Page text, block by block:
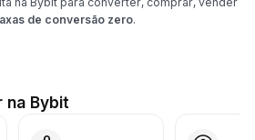
de conversão zero.
na Bybit